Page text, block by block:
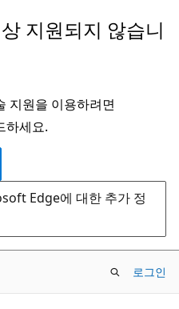
지원되지 않습니
지원을 이용하려면
하세요.
Edge에 대한 추가 정
로그인